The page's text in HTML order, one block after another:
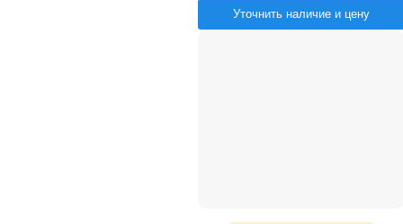
Уточнить наличие и цену